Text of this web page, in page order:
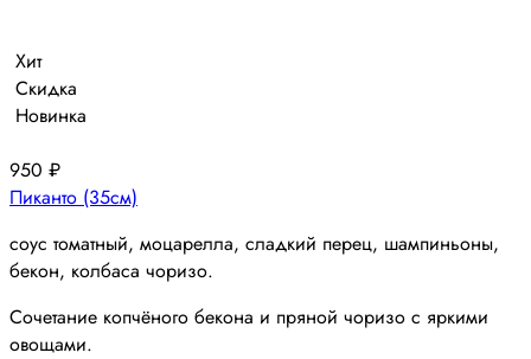
Хит
Скидка
Новинка
950 ₽
Пиканто (35см)
соус томатный, моцарелла, сладкий перец, шампиньоны,
бекон, колбаса чоризо.
Сочетание копчёного бекона и пряной чоризо с яркими
овощами.